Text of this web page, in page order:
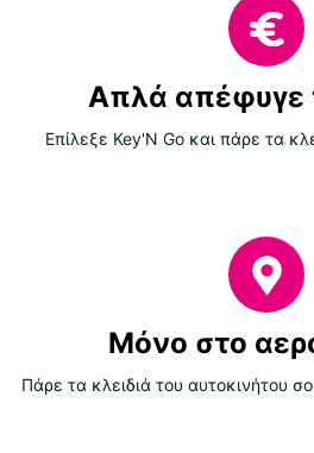
Απλά απέφυγε
Επίλεξε Key'N Go και πάρε τα
Μόνο στο
Πάρε τα κλειδιά του αυτοκινήτου